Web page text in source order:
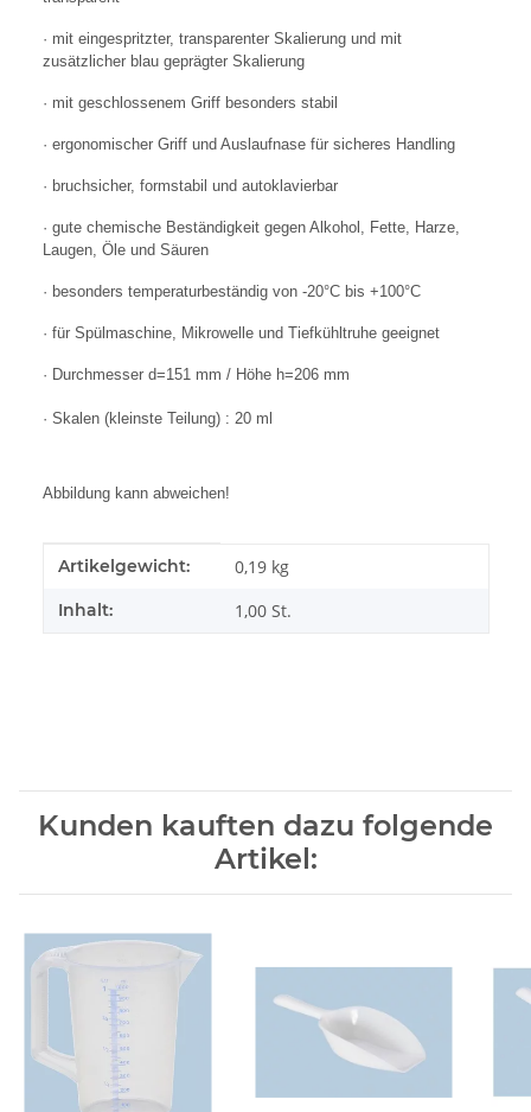
· mit eingespritzter, transparenter Skalierung und mit
zusätzlicher blau geprägter Skalierung
· mit geschlossenem Griff besonders stabil
· ergonomischer Griff und Auslaufnase für sicheres Handling
· bruchsicher, formstabil und autoklavierbar
· gute chemische Beständigkeit gegen Alkohol, Fette, Harze,
Laugen, Öle und Säuren
· besonders temperaturbeständig von -20°C bis +100°C
· für Spülmaschine, Mikrowelle und Tiefkühltruhe geeignet
· Durchmesser d=151 mm / Höhe h=206 mm
· Skalen (kleinste Teilung) : 20 ml
Abbildung kann abweichen!
Produkteigenschaft
Wert
Artikelgewicht: 0,19 kg
Inhalt: 1,00 St.
Kunden kauften dazu folgende
Artikel: